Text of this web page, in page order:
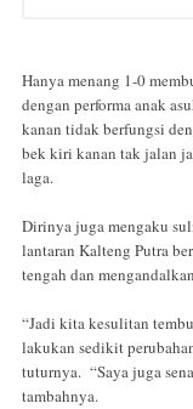
Hanya menang 1-0
dengan performa anak
kanan tidak berfungsi
bek kiri kanan tak jalan
laga.
Dirinya juga mengaku
lantaran Kalteng Putra
tengah dan
“Jadi kita kesulitan
lakukan sedikit
tuturnya. “Saya juga
tambahnya.